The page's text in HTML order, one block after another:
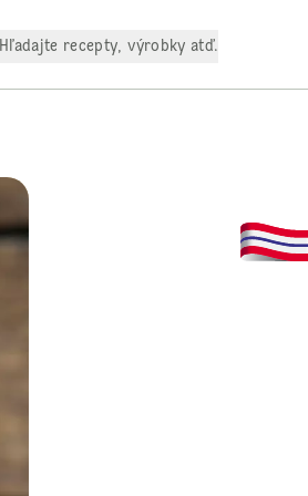
Hľadajte recepty, výrobky atď.